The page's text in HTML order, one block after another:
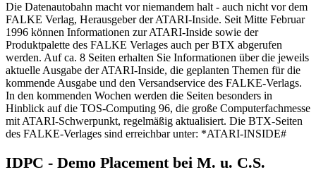
Die Datenautobahn macht vor niemandem halt - auch nicht vor dem
FALKE Verlag, Herausgeber der ATARI-Inside. Seit Mitte Februar
1996 können Informationen zur ATARI-Inside sowie der
Produktpalette des FALKE Verlages auch per BTX abgerufen
werden. Auf ca. 8 Seiten erhalten Sie Informationen über die jeweils
aktuelle Ausgabe der ATARI-Inside, die geplanten Themen für die
kommende Ausgabe und den Versandservice des FALKE-Verlags.
In den kommenden Wochen werden die Seiten besonders in
Hinblick auf die TOS-Computing 96, die große Computerfachmesse
mit ATARI-Schwerpunkt, regelmäßig aktualisiert. Die BTX-Seiten
des FALKE-Verlages sind erreichbar unter: *ATARI-INSIDE#
IDPC - Demo Placement bei M. u. C.S.